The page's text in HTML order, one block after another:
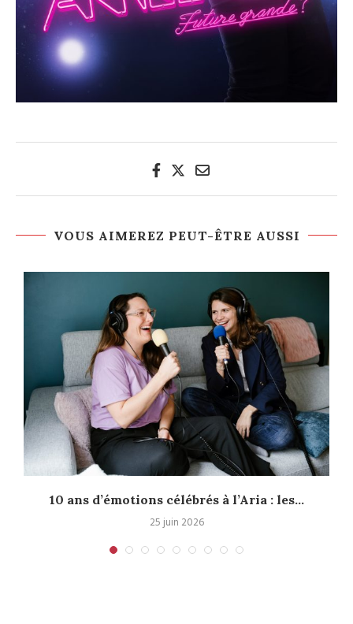
VOUS AIMEREZ PEUT-ÊTRE AUSSI
10 ans d’émotions célébrés à l’Aria : les...
25 juin 2026